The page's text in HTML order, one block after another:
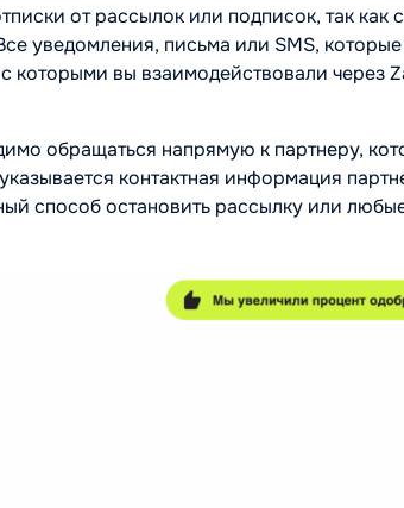
от рассылок или подписок, так как
уведомления, письма или SMS,
которыми вы взаимодействовали через
обращаться напрямую к партнеру,
контактная информация
способ остановить рассылку или